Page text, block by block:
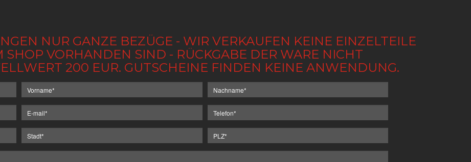
NUR GANZE BEZÜGE - WIR VERKAUFEN KEINE EINZELTEILE
SHOP VORHANDEN SIND - RÜCKGABE DER WARE NICHT
200 EUR. GUTSCHEINE FINDEN KEINE ANWENDUNG.